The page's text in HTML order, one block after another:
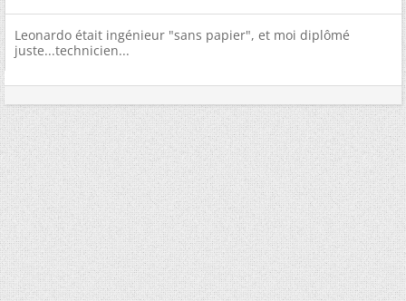
Leonardo était ingénieur "sans papier", et moi diplômé
juste...technicien...